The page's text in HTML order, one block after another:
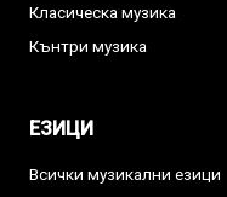
Класическа музика
Кънтри музика
ЕЗИЦИ
Всички музикални езици